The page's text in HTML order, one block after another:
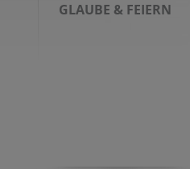
GLAUBE & FEIERN